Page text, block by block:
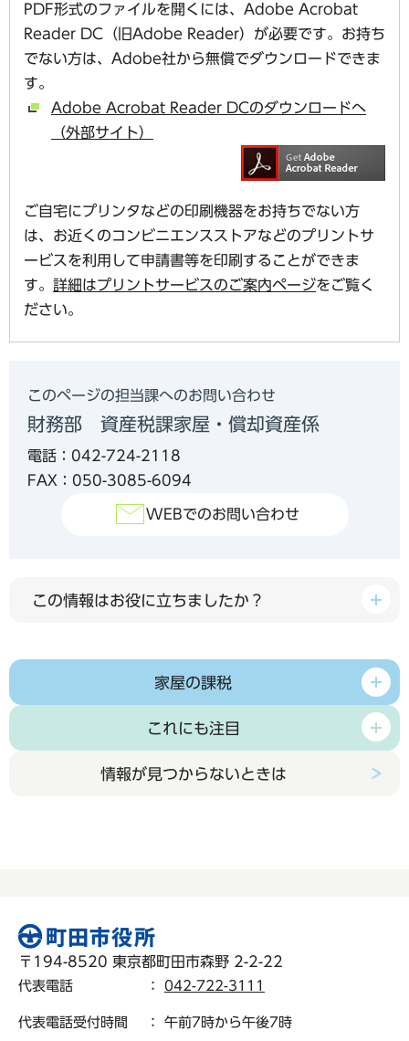
PDF形式のファイルを開くには、Adobe Acrobat
Reader DC（旧Adobe Reader）が必要です。お持ち
でない方は、Adobe社から無償でダウンロードできま
す。
Adobe Acrobat Reader DCのダウンロードへ
（外部サイト）
ご自宅にプリンタなどの印刷機器をお持ちでない方
は、お近くのコンビニエンスストアなどのプリントサ
ービスを利用して申請書等を印刷することができま
す。 詳細はプリントサービスのご案内ページをご覧く
ださい。
このページの担当課へのお問い合わせ
財務部 資産税課家屋・償却資産係
電話：042-724-2118
FAX：050-3085-6094
WEBでのお問い合わせ
この情報はお役に立ちましたか？
家屋の課税
これにも注目
情報が見つからないときは
〒194-8520 東京都町田市森野 2-2-22
代表電話 ： 042-722-3111
代表電話受付時間 ： 午前7時から午後7時